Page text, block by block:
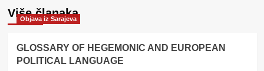
Više članaka
Objava iz Sarajeva
GLOSSARY OF HEGEMONIC AND EUROPEAN
POLITICAL LANGUAGE